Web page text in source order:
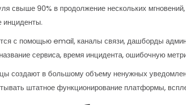
свыше 90% в продолжение нескольких
инциденты.
с помощью email, каналы связи, дашборды
сервиса, время инцидента, ошибочную
создают в большому объему ненужных
штатное функционирование платформы,